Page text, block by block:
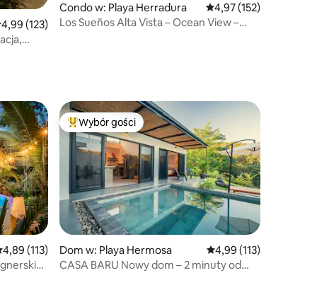
ocena: 4,99 na 5, liczba recenzji: 123
4,99 (123)
Condo w: Playa Herradura Średnia ocena: 4,97
4,97 (152)
Los Sueños Alta Vista – Ocean View –
ocena: 4,89 na 5, liczba recenzji: 113
4,89 (113)
Najpopularniejsze z kategorii Wybór gości
Wybór gości
Dom w: Playa Hermosa Średnia ocena: 4,99
4,99 (113)
CASA BARU Nowy dom – 2 minuty od